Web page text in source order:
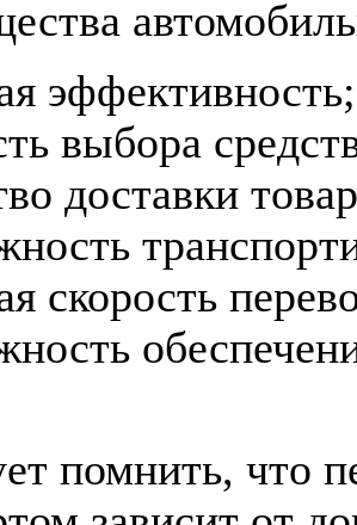
выбора
доставки
скорость
помнить, что